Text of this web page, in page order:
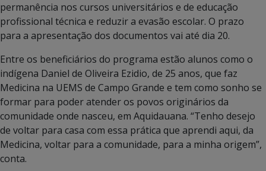
permanência nos cursos universitários e de educação
profissional técnica e reduzir a evasão escolar. O prazo
para a apresentação dos documentos vai até dia 20.
Entre os beneficiários do programa estão alunos como o
indígena Daniel de Oliveira Ezidio, de 25 anos, que faz
Medicina na UEMS de Campo Grande e tem como sonho se
formar para poder atender os povos originários da
comunidade onde nasceu, em Aquidauana. “Tenho desejo
de voltar para casa com essa prática que aprendi aqui, da
Medicina, voltar para a comunidade, para a minha origem”,
conta.